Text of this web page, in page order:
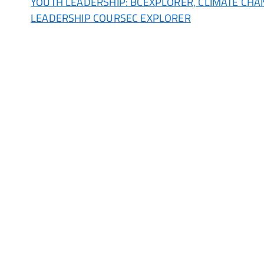
LEADERSHIP COURSEC EXPLORER